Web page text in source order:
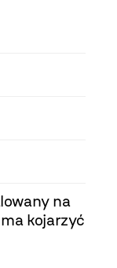
na
kojarzyć